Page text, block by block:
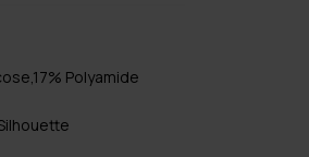
Polyamide